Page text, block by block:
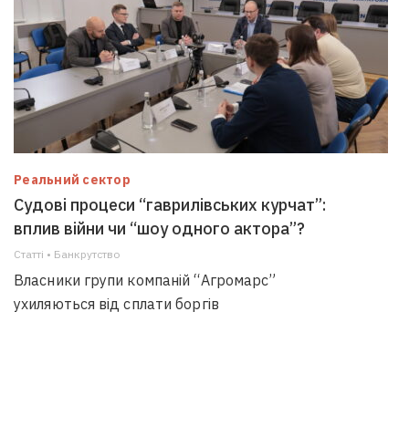
Реальний сектор
Судові процеси “гаврилівських курчат”:
вплив війни чи “шоу одного актора”?
Статті • Банкрутство
Власники групи компаній “Агромарс”
ухиляються від сплати боргів